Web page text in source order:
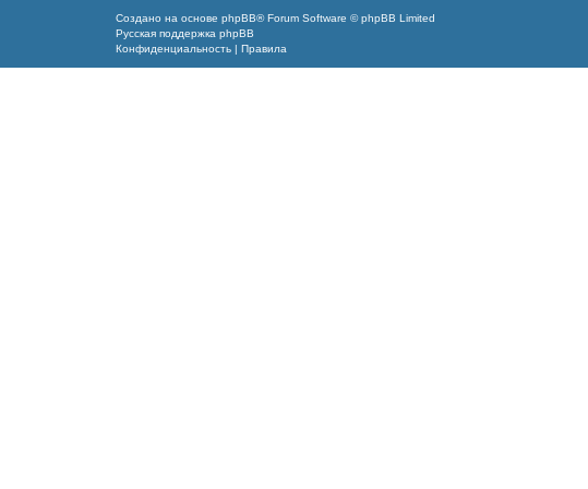
Создано на основе phpBB® Forum Software © phpBB Limited
Русская поддержка phpBB
Конфиденциальность | Правила